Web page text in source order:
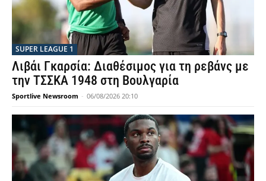
SUPER LEAGUE 1
Λιβάι Γκαρσία: Διαθέσιμος για τη ρεβάνς με
την ΤΣΣΚΑ 1948 στη Βουλγαρία
Sportlive Newsroom - 06/08/2026 20:10